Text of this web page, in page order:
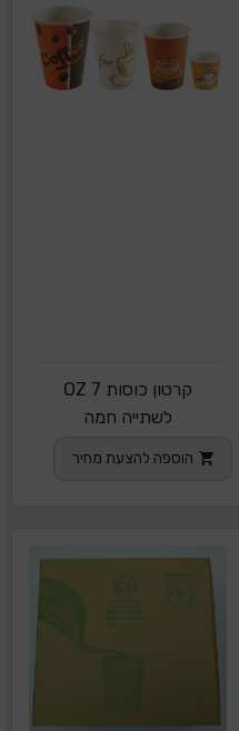
קרטון כוסות 7 OZ
לשתייה חמה
הוספה להצעת מחיר